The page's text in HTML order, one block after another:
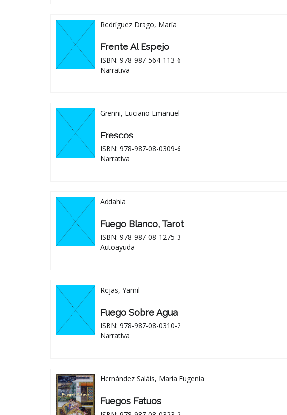
Rodríguez Drago, María
Frente Al Espejo
ISBN: 978-987-564-113-6
Narrativa
Grenni, Luciano Emanuel
Frescos
ISBN: 978-987-08-0309-6
Narrativa
Addahia
Fuego Blanco, Tarot
ISBN: 978-987-08-1275-3
Autoayuda
Rojas, Yamil
Fuego Sobre Agua
ISBN: 978-987-08-0310-2
Narrativa
Hernández Saláis, María Eugenia
Fuegos Fatuos